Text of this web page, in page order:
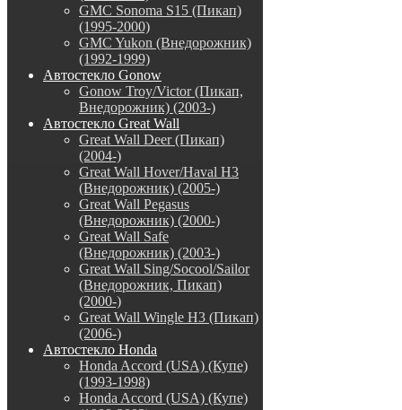
GMC Sonoma S15 (Пикап)
(1995-2000)
GMC Yukon (Внедорожник)
(1992-1999)
Автостекло Gonow
Gonow Troy/Victor (Пикап,
Внедорожник) (2003-)
Автостекло Great Wall
Great Wall Deer (Пикап)
(2004-)
Great Wall Hover/Haval H3
(Внедорожник) (2005-)
Great Wall Pegasus
(Внедорожник) (2000-)
Great Wall Safe
(Внедорожник) (2003-)
Great Wall Sing/Socool/Sailor
(Внедорожник, Пикап)
(2000-)
Great Wall Wingle H3 (Пикап)
(2006-)
Автостекло Honda
Honda Accord (USA) (Купе)
(1993-1998)
Honda Accord (USA) (Купе)